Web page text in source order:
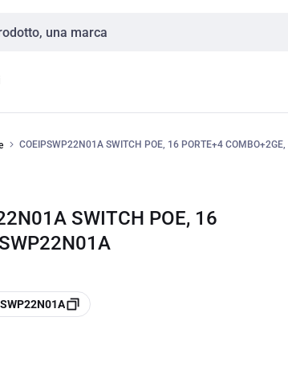
COEIPSWP22N01A SWITCH POE, 16 PORTE+4 COMBO+2GE,
SWITCH POE, 16